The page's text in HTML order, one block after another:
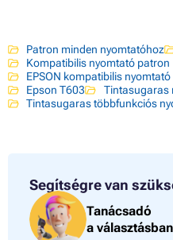
Patron minden nyomtatóhoz
Kompatibilis nyomtató patron
EPSON kompatibilis
Epson T603
Tintasugaras
Tintasugaras többfunkciós
Segítségre van
Tanácsadó
a választásban